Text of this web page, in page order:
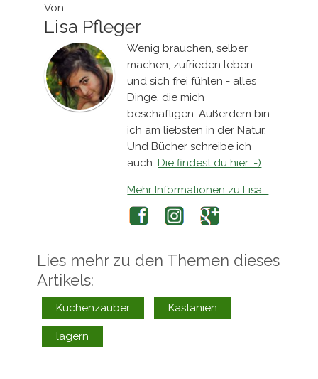
Von
Lisa Pfleger
Wenig brauchen, selber
machen, zufrieden leben
und sich frei fühlen - alles
Dinge, die mich
beschäftigen. Außerdem bin
ich am liebsten in der Natur.
Und Bücher schreibe ich
auch.Die findest du hier :-).
Mehr Informationen zu Lisa...
Facebook Instagram
Lies mehr zu den Themen dieses
Artikels:
Küchenzauber Kastanien
lagern